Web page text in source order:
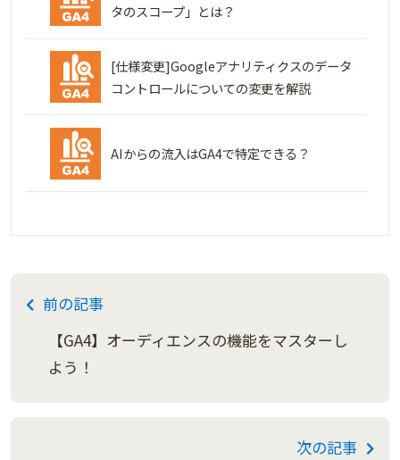
タのスコープ」とは？
[仕様変更]Googleアナリティクスのデータ
コントロールについての変更を解説
AIからの流入はGA4で特定できる？
前の記事
【GA4】オーディエンスの機能をマスターし
よう！
次の記事